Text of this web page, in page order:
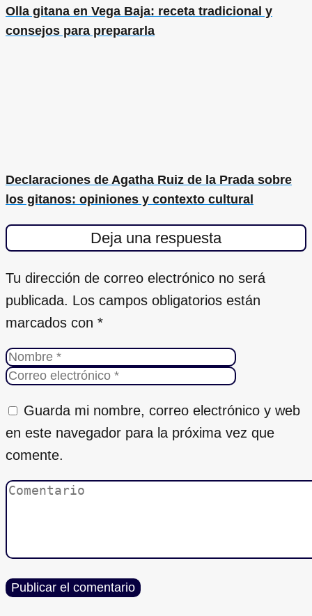
Olla gitana en Vega Baja: receta tradicional y
consejos para prepararla
Declaraciones de Agatha Ruiz de la Prada sobre
los gitanos: opiniones y contexto cultural
Deja una respuesta
Tu dirección de correo electrónico no será
publicada. Los campos obligatorios están
marcados con *
Guarda mi nombre, correo electrónico y web
en este navegador para la próxima vez que
comente.